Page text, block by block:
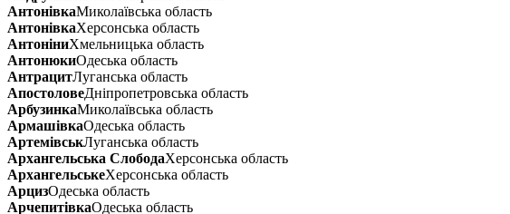
АнтонівкаМиколаївська область
АнтонівкаХерсонська область
АнтоніниХмельницька область
АнтонюкиОдеська область
АнтрацитЛуганська область
АпостоловеДніпропетровська область
АрбузинкаМиколаївська область
АрмашівкаОдеська область
АртемівськЛуганська область
Архангельська СлободаХерсонська область
АрхангельськеХерсонська область
АрцизОдеська область
АрчепитівкаОдеська область